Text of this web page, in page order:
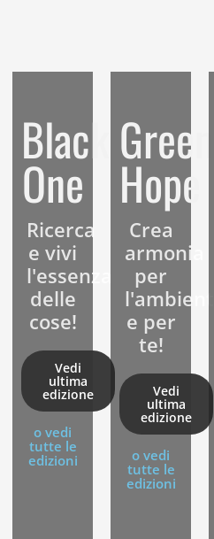
un modo
Black
One
Ricerca
e vivi
l'essenza
delle
cose!
Vedi
ultima
edizione
o vedi
tutte le
edizioni
Green
Hope
Crea
armonia
per
l'ambiente
e per
te!
Vedi
ultima
edizione
o vedi
tutte le
edizioni